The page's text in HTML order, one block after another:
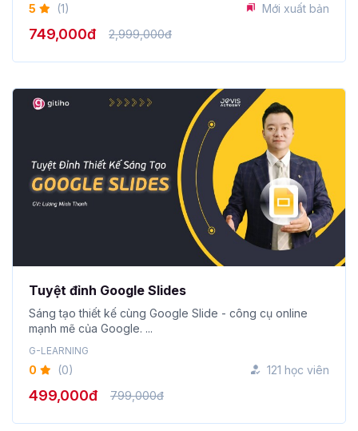
5 (1) Mới xuất bản
749,000đ 2,999,000đ
Tuyệt đỉnh Google Slides
Sáng tạo thiết kế cùng Google Slide - công cụ online
mạnh mẽ của Google. ...
G-LEARNING
0 (0) 121 học viên
499,000đ 799,000đ